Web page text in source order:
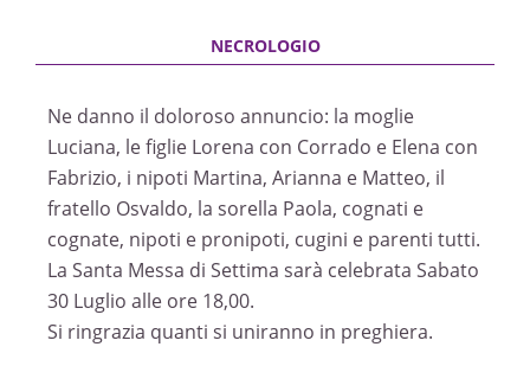
Ne danno il doloroso annuncio: la moglie
Luciana, le figlie Lorena con Corrado e Elena con
Fabrizio, i nipoti Martina, Arianna e Matteo, il
fratello Osvaldo, la sorella Paola, cognati e
cognate, nipoti e pronipoti, cugini e parenti tutti.
La Santa Messa di Settima sarà celebrata Sabato
30 Luglio alle ore 18,00.
Si ringrazia quanti si uniranno in preghiera.